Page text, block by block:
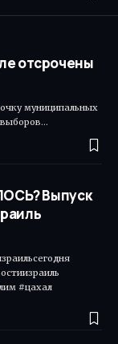
отсрочены
муниципальных
Выпуск
#цахал